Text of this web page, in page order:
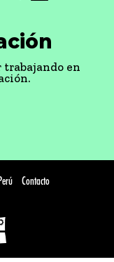
trabajando en
Contacto